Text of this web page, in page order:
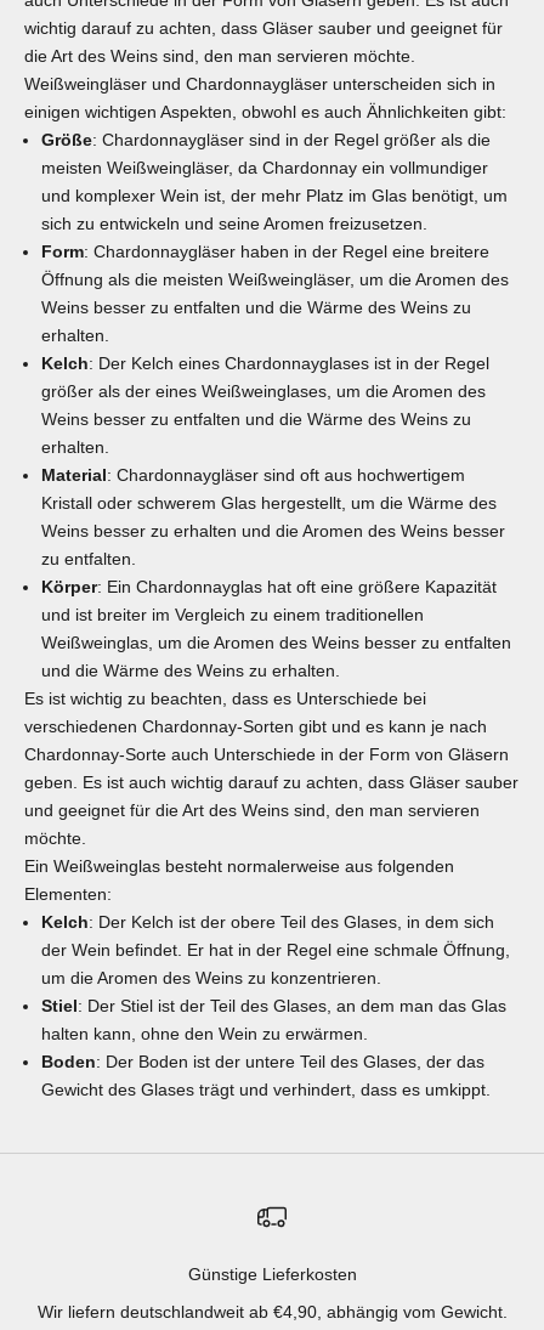
wichtig darauf zu achten, dass Gläser sauber und geeignet für
die Art des Weins sind, den man servieren möchte.
Weißweingläser und Chardonnaygläser unterscheiden sich in
einigen wichtigen Aspekten, obwohl es auch Ähnlichkeiten gibt:
Größe: Chardonnaygläser sind in der Regel größer als die
meisten Weißweingläser, da Chardonnay ein vollmundiger
und komplexer Wein ist, der mehr Platz im Glas benötigt, um
sich zu entwickeln und seine Aromen freizusetzen.
Form: Chardonnaygläser haben in der Regel eine breitere
Öffnung als die meisten Weißweingläser, um die Aromen des
Weins besser zu entfalten und die Wärme des Weins zu
erhalten.
Kelch: Der Kelch eines Chardonnayglases ist in der Regel
größer als der eines Weißweinglases, um die Aromen des
Weins besser zu entfalten und die Wärme des Weins zu
erhalten.
Material: Chardonnaygläser sind oft aus hochwertigem
Kristall oder schwerem Glas hergestellt, um die Wärme des
Weins besser zu erhalten und die Aromen des Weins besser
zu entfalten.
Körper: Ein Chardonnayglas hat oft eine größere Kapazität
und ist breiter im Vergleich zu einem traditionellen
Weißweinglas, um die Aromen des Weins besser zu entfalten
und die Wärme des Weins zu erhalten.
Es ist wichtig zu beachten, dass es Unterschiede bei
verschiedenen Chardonnay-Sorten gibt und es kann je nach
Chardonnay-Sorte auch Unterschiede in der Form von Gläsern
geben. Es ist auch wichtig darauf zu achten, dass Gläser sauber
und geeignet für die Art des Weins sind, den man servieren
möchte.
Ein Weißweinglas besteht normalerweise aus folgenden
Elementen:
Kelch: Der Kelch ist der obere Teil des Glases, in dem sich
der Wein befindet. Er hat in der Regel eine schmale Öffnung,
um die Aromen des Weins zu konzentrieren.
Stiel: Der Stiel ist der Teil des Glases, an dem man das Glas
halten kann, ohne den Wein zu erwärmen.
Boden: Der Boden ist der untere Teil des Glases, der das
Gewicht des Glases trägt und verhindert, dass es umkippt.
Günstige Lieferkosten
Wir liefern deutschlandweit ab €4,90, abhängig vom Gewicht.